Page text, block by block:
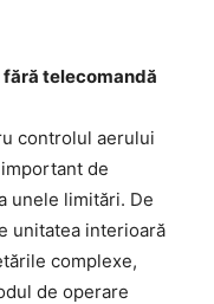
telecomandă
controlul aerului
de
unele limitări. De
unitatea interioară
complexe,
de operare